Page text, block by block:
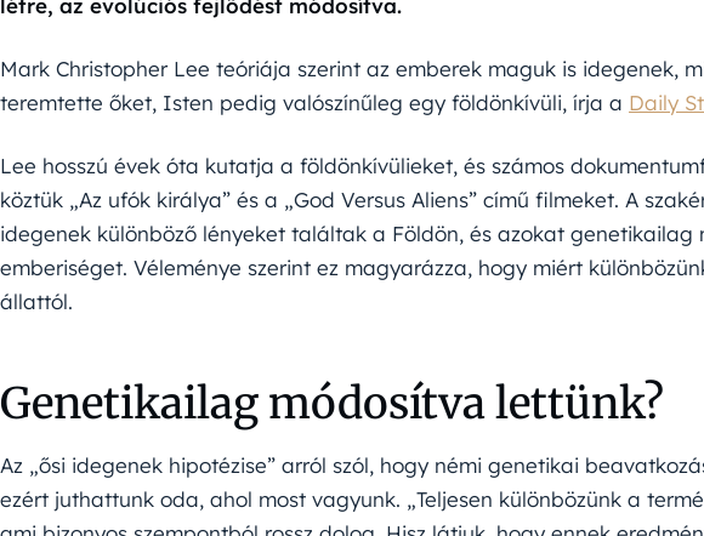
létre, az evolúciós fejlődést módosítva.
Mark Christopher Lee teóriája szerint az emberek maguk is idegenek,
teremtette őket, Isten pedig valószínűleg egy földönkívüli, írja a Daily
Lee hosszú évek óta kutatja a földönkívülieket, és számos
köztük „Az ufók királya” és a „God Versus Aliens” című filmeket. A
idegenek különböző lényeket találtak a Földön, és azokat genetikailag
emberiséget. Véleménye szerint ez magyarázza, hogy miért
állattól.
Genetikailag módosítva lettünk?
Az „ősi idegenek hipotézise” arról szól, hogy némi genetikai
ezért juthattunk oda, ahol most vagyunk. „Teljesen különbözünk a